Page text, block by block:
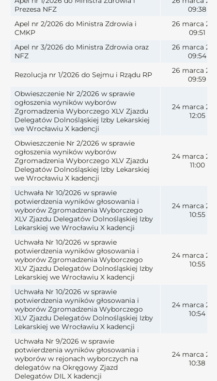
Prezesa NFZ
09:38
Apel nr 2/2026 do Ministra Zdrowia i
CMKP
26 marca
09:51
Apel nr 3/2026 do Ministra Zdrowia oraz
NFZ
26 marca
09:54
Rezolucja nr 1/2026 do Sejmu i Rządu RP
26 marca
09:59
Obwieszczenie Nr 2/2026 w sprawie
ogłoszenia wyników wyborów
Zgromadzenia Wyborczego XLV Zjazdu
Delegatów Dolnośląskiej Izby Lekarskiej
we Wrocławiu X kadencji
24 marca
12:05
Obwieszczenie Nr 2/2026 w sprawie
ogłoszenia wyników wyborów
Zgromadzenia Wyborczego XLV Zjazdu
Delegatów Dolnośląskiej Izby Lekarskiej
we Wrocławiu X kadencji
24 marca
11:00
Uchwała Nr 10/2026 w sprawie
potwierdzenia wyników głosowania i
wyborów Zgromadzenia Wyborczego
XLV Zjazdu Delegatów Dolnośląskiej Izby
Lekarskiej we Wrocławiu X kadencji
24 marca
10:55
Uchwała Nr 10/2026 w sprawie
potwierdzenia wyników głosowania i
wyborów Zgromadzenia Wyborczego
XLV Zjazdu Delegatów Dolnośląskiej Izby
Lekarskiej we Wrocławiu X kadencji
24 marca
10:55
Uchwała Nr 10/2026 w sprawie
potwierdzenia wyników głosowania i
wyborów Zgromadzenia Wyborczego
XLV Zjazdu Delegatów Dolnośląskiej Izby
Lekarskiej we Wrocławiu X kadencji
24 marca
10:54
Uchwała Nr 9/2026 w sprawie
potwierdzenia wyników głosowania i
wyborów w rejonach wyborczych na
delegatów na Okręgowy Zjazd
Delegatów DIL X kadencji
24 marca
10:38